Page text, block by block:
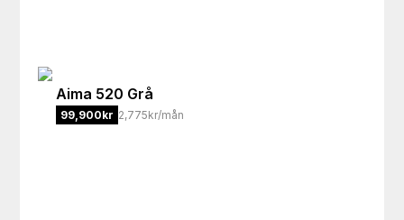
Aima 520 Grå
99,900kr 2,775kr/mån